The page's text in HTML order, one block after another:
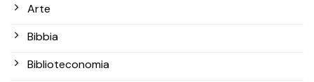
Arte
Bibbia
Biblioteconomia